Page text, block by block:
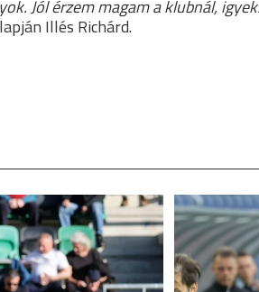
Jól érzem magam a klubnál,
Illés Richárd.